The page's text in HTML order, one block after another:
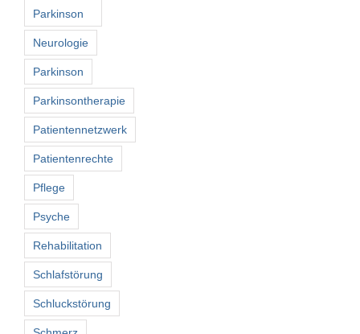
Parkinson
Neurologie
Parkinson
Parkinsontherapie
Patientennetzwerk
Patientenrechte
Pflege
Psyche
Rehabilitation
Schlafstörung
Schluckstörung